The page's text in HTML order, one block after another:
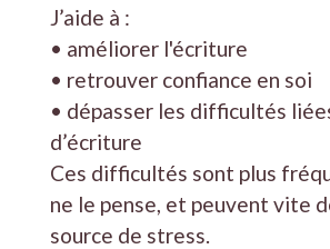
J’aide à :
• améliorer l'écriture
• retrouver confiance en soi
• dépasser les difficultés
d’écriture
Ces difficultés sont plus
ne le pense, et peuvent vite
source de stress.